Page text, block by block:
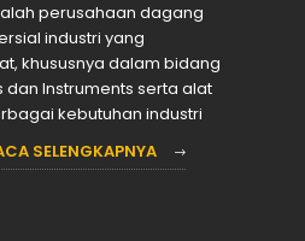
perusahaan dagang
industri yang
khususnya dalam bidang
Instruments serta alat
kebutuhan industri
SELENGKAPNYA